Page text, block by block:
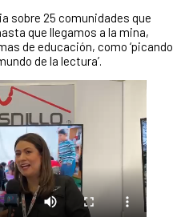
sobre 25 comunidades que
que llegamos a la mina,
de educación, como ‘picando
de la lectura’.